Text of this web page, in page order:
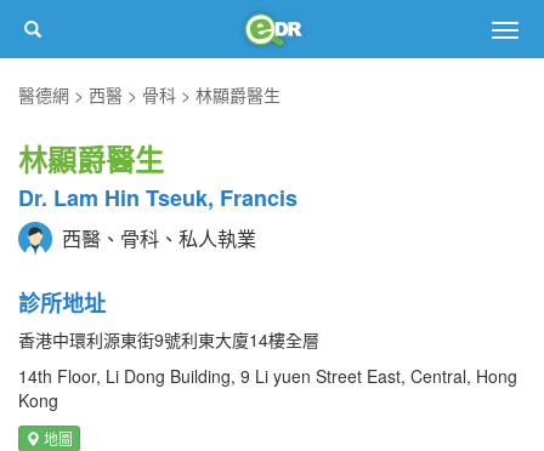
醫德網
西醫 骨科 林顯爵醫生
林顯爵醫生
Dr. Lam Hin Tseuk, Francis
西醫、骨科、私人執業
診所地址
香港中環利源東街9號利東大廈14樓全層
14th Floor, Li Dong Building, 9 Li yuen Street East, Central, Hong
Kong
地圖